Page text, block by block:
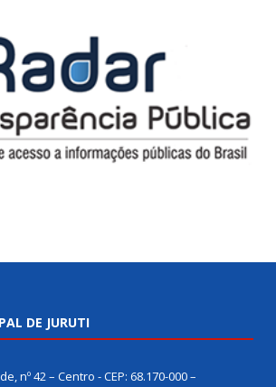
DE JURUTI
nº 42 – Centro - CEP: 68.170-000 –